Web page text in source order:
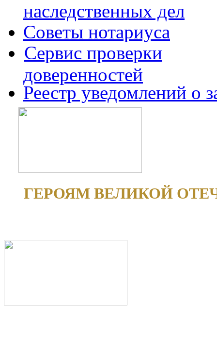
наследственных дел
Советы нотариуса
Сервис проверки
доверенностей
Реестр уведомлений о
ГЕРОЯМ ВЕЛИКОЙ